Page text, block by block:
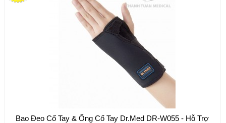
Bao Đeo Cổ Tay & Ống Cổ Tay Dr.Med DR-W055 - Hỗ Trợ